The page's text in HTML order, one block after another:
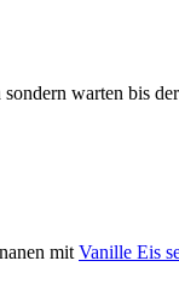
warten bis
mit Vanille Eis